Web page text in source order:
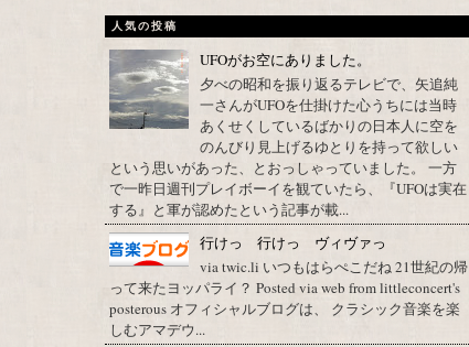
人気の投稿
UFOがお空にありました。
夕べの昭和を振り返るテレビで、矢追純
一さんがUFOを仕掛けた心うちには当時
あくせくしているばかりの日本人に空を
のんびり見上げるゆとりを持って欲しい
という思いがあった、とおっしゃっていました。 一方
で一昨日週刊プレイボーイを観ていたら、『UFOは実在
する』と軍が認めたという記事が載...
行けっ 行けっ ヴィヴァっ
via twic.li いつもはらぺこだね 21世紀の帰
って来たヨッパライ？ Posted via web from littleconcert's
posterous オフィシャルブログは、 クラシック音楽を楽
しむアマデウ...